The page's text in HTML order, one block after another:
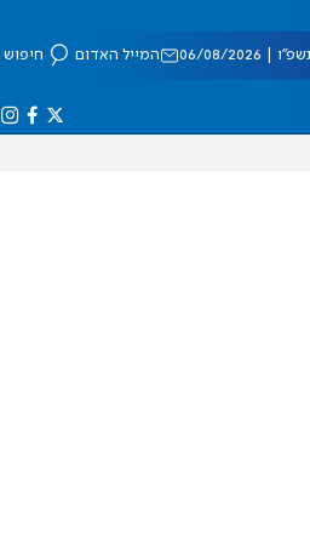
08/2026 המייל האדום חיפוש